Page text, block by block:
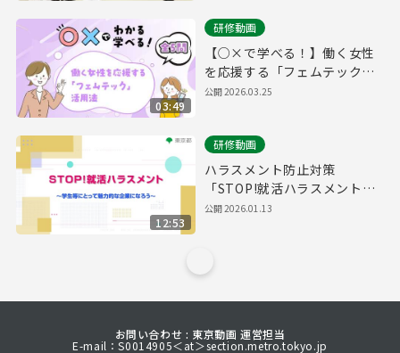
03:49
研修動画
【○×で学べる！】働く女性
を応援する「フェムテック」
活用法
公開2026.03.25
12:53
研修動画
ハラスメント防止対策
「STOP!就活ハラスメント～
学生等にとって魅力的な企業
公開2026.01.13
お問い合わせ : 東京動画 運営担当
E-mail：S0014905＜at＞section.metro.tokyo.jp